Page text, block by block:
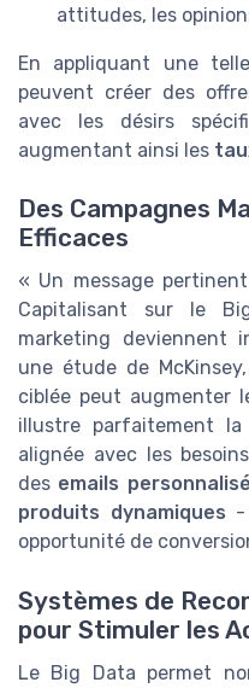
attitudes, les
En appliquant une
peuvent créer des
avec les désirs
augmentant ainsi les
Des Campagnes
Efficaces
« Un message
Capitalisant sur le
marketing deviennent
une étude de
ciblée peut augmenter
illustre parfaitement
alignée avec les
des emails
produits dynamiques -
opportunité de
Systèmes de
pour Stimuler les
Le Big Data permet